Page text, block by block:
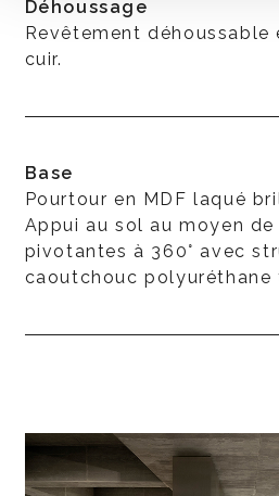
Déhoussage
Revêtement déhoussable
cuir.
Base
Pourtour en MDF laqué
Appui au sol au moyen de
pivotantes à 360° avec
caoutchouc polyuréthane